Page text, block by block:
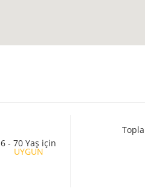
6 - 70 Yaş için
UYGUN